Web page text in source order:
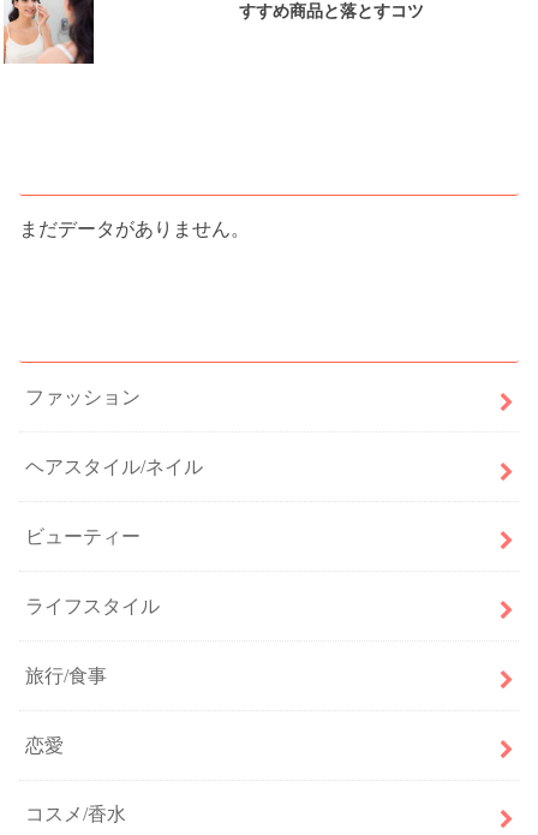
すすめ商品と落とすコツ
まだデータがありません。
ファッション
ヘアスタイル/ネイル
ビューティー
ライフスタイル
旅行/食事
恋愛
コスメ/香水